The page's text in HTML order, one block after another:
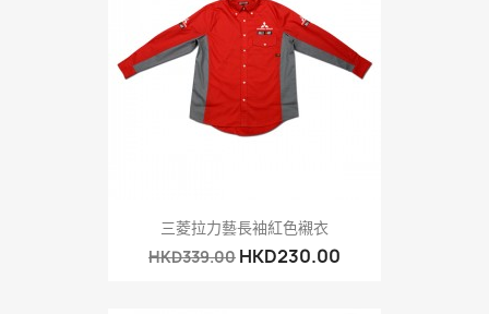
三菱拉力藝長袖紅色襯衣
HKD339.00 HKD230.00